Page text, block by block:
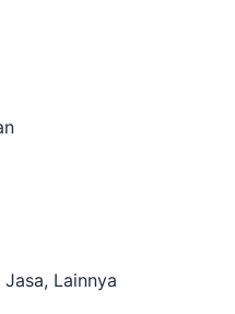
Lainnya